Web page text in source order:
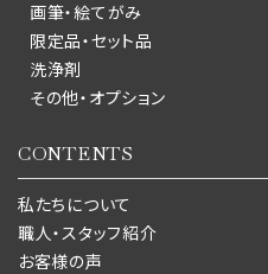
画筆・絵てがみ
限定品・セット品
洗浄剤
その他・オプション
CONTENTS
私たちについて
職人・スタッフ紹介
お客様の声